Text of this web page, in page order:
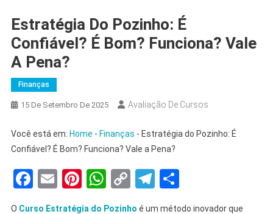
Estratégia Do Pozinho: É
Confiável? É Bom? Funciona? Vale
A Pena?
Finanças
15 De Setembro De 2025 Avaliação De Cursos
Você está em: Home - Finanças - Estratégia do Pozinho: É
Confiável? É Bom? Funciona? Vale a Pena?
Facebook
EmailPinterest
WhatsApp
CopyTelegram
Share
O Curso Estratégia do Pozinho é um método inovador que